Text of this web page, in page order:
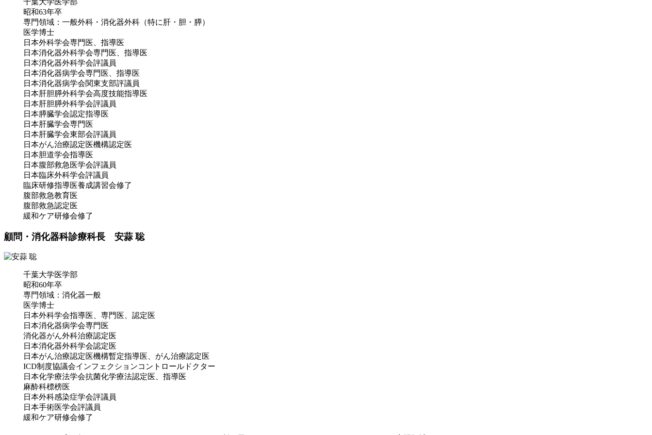
千葉大学医学部
昭和63年卒
専門領域：一般外科・消化器外科（特に肝・胆・膵）
医学博士
日本外科学会専門医、指導医
日本消化器外科学会専門医、指導医
日本消化器外科学会評議員
日本消化器病学会専門医、指導医
日本消化器病学会関東支部評議員
日本肝胆膵外科学会高度技能指導医
日本肝胆膵外科学会評議員
日本膵臓学会認定指導医
日本肝臓学会専門医
日本肝臓学会東部会評議員
日本がん治療認定医機構認定医
日本胆道学会指導医
日本腹部救急医学会評議員
日本臨床外科学会評議員
臨床研修指導医養成講習会修了
腹部救急教育医
腹部救急認定医
緩和ケア研修会修了
顧問・消化器科診療科長 安蒜 聡
千葉大学医学部
昭和60年卒
専門領域：消化器一般
医学博士
日本外科学会指導医、専門医、認定医
日本消化器病学会専門医
消化器がん外科治療認定医
日本消化器外科学会認定医
日本がん治療認定医機構暫定指導医、がん治療認定医
ICD制度協議会インフェクションコントロールドクター
日本化学療法学会抗菌化学療法認定医、指導医
麻酔科標榜医
日本外科感染症学会評議員
日本手術医学会評議員
緩和ケア研修会修了